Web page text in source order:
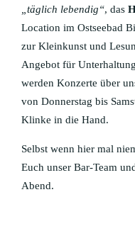
„täglich lebendig“, das
Location im Ostseebad
zur Kleinkunst und
Angebot für
werden Konzerte über
von Donnerstag bis
Klinke in die Hand.
Selbst wenn hier mal
Euch unser Bar-Team
Abend.